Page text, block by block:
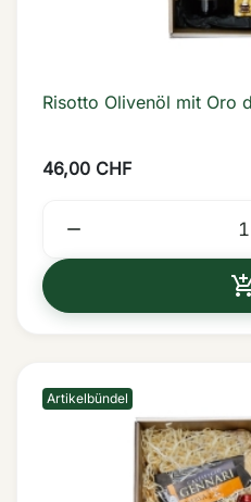
Risotto Olivenöl mit Oro
46,00 CHF

Artikelbündel